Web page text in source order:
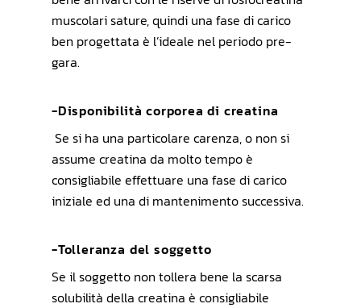
muscolari sature, quindi una fase di carico
ben progettata è l’ideale nel periodo pre-
gara.
-Disponibilità corporea di creatina
Se si ha una particolare carenza, o non si
assume creatina da molto tempo è
consigliabile effettuare una fase di carico
iniziale ed una di mantenimento successiva.
-Tolleranza del soggetto
Se il soggetto non tollera bene la scarsa
solubilità della creatina è consigliabile